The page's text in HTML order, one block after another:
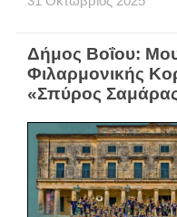
Δήμος Βοΐου:
Φιλαρμονικής
«Σπύρος